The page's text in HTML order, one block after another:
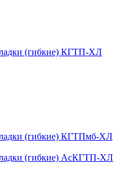
(гибкие) КГТП-ХЛ
(гибкие) КГТПмб-ХЛ
(гибкие) АсКГТП-ХЛ